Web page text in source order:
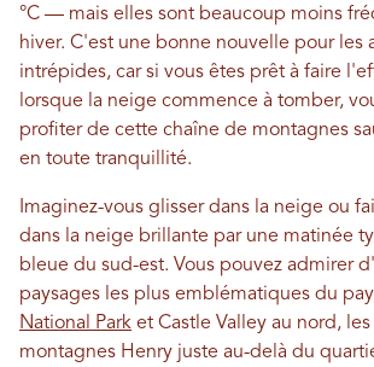
°C — mais elles sont beaucoup moins
hiver. C'est une bonne nouvelle pour les
intrépides, car si vous êtes prêt à faire
lorsque la neige commence à tomber,
profiter de cette chaîne de montagnes
en toute tranquillité.
Imaginez-vous glisser dans la neige ou
dans la neige brillante par une matinée
bleue du sud-est. Vous pouvez admirer
paysages les plus emblématiques du
National Park et Castle Valley au nord,
montagnes Henry juste au-delà du